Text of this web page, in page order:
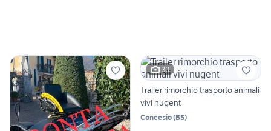
30
Trailer rimorchio trasporto animali
vivi nugent
Concesio(BS)